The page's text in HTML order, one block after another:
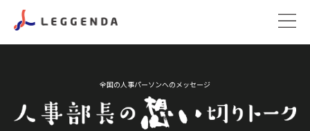
全国の人事パーソンへのメッセージ